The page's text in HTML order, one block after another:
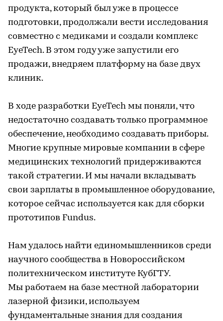
продукта, который был уже в процессе
подготовки, продолжали вести исследования
совместно с медиками и создали комплекс
EyeTech. В этом году уже запустили его
продажи, внедряем платформу на базе двух
клиник.
В ходе разработки EyeTech мы поняли, что
недостаточно создавать только программное
обеспечение, необходимо создавать приборы.
Многие крупные мировые компании в сфере
медицинских технологий придерживаются
такой стратегии. И мы начали вкладывать
свои зарплаты в промышленное оборудование,
которое сейчас используется как для сборки
прототипов Fundus.
Нам удалось найти единомышленников среди
научного сообщества в Новороссийском
политехническом институте КубГТУ.
Мы работаем на базе местной лаборатории
лазерной физики, используем
фундаментальные знания для создания